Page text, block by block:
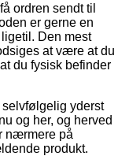
ordren sendt til
er gerne en
Den mest
at være at du
du fysisk befinder
yderst
og her, og herved
nærmere på
produkt.